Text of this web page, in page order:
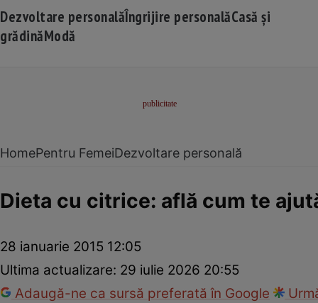
Dezvoltare personalăÎngrijire personalăCasă și
grădinăModă
HomePentru FemeiDezvoltare personală
Dieta cu citrice: află cum te
28 ianuarie 2015 12:05
Ultima actualizare: 29 iulie 2026 20:55
Adaugă-ne ca sursă preferată în Google